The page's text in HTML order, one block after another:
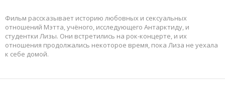
Фильм рассказывает историю любовных и сексуальных
отношений Мэтта, учёного, исследующего Антарктиду, и
студентки Лизы. Они встретились на рок-концерте, и их
отношения продолжались некоторое время, пока Лиза не уехала
к себе домой.